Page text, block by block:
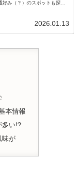
好み（？）のスポットも探
2026.01.13
本情報
多い!?
味が